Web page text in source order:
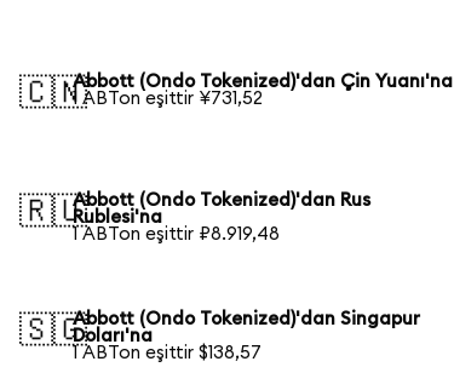
🇨🇳Abbott (Ondo Tokenized)'dan Çin Yuanı'na
1 ABTon eşittir ¥731,52
🇷🇺Abbott (Ondo Tokenized)'dan Rus
Rublesi'na
1 ABTon eşittir ₽8.919,48
🇸🇬Abbott (Ondo Tokenized)'dan Singapur
Doları'na
1 ABTon eşittir $138,57